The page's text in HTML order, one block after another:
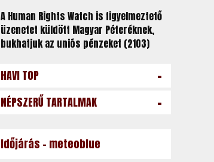
A Human Rights Watch is figyelmeztető
üzenetet küldött Magyar Péteréknek,
bukhatjuk az uniós pénzeket (2103)
HAVI TOP -
NÉPSZERŰ TARTALMAK -
Időjárás - meteoblue